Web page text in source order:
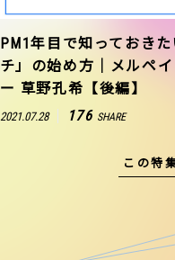
PM1年目で知っておき
チ」の始め方｜メルペ
ー 草野孔希【後編】
2021.07.28 176 SHARE
この特